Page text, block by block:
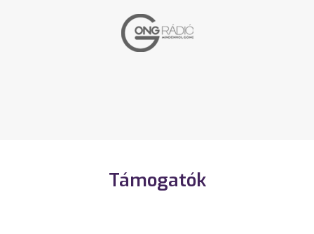
Támogatók